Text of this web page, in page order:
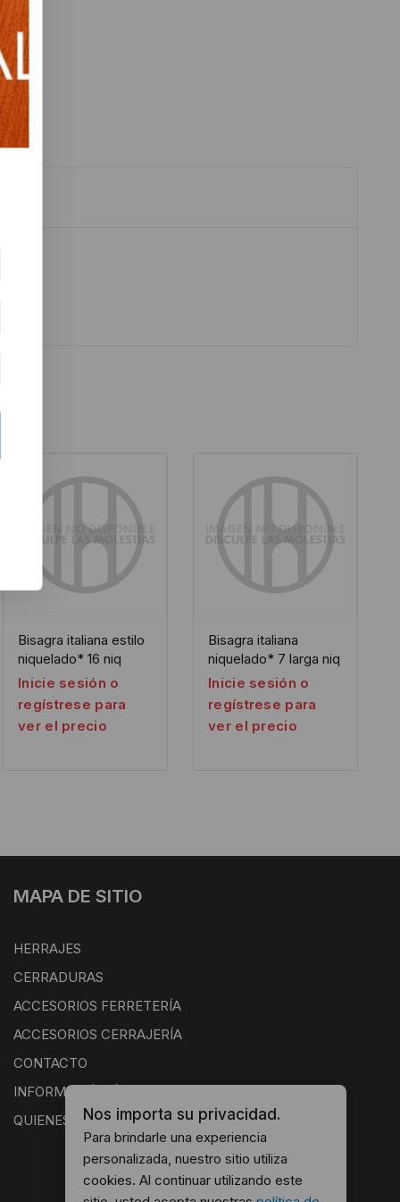
Bisagra italiana estilo
niquelado* 16 niq
Inicie sesión o
regístrese para
ver el precio
Bisagra italiana
niquelado* 7 larga niq
Inicie sesión o
regístrese para
ver el precio
MAPA DE SITIO
HERRAJES
CERRADURAS
ACCESORIOS FERRETERÍA
ACCESORIOS CERRAJERÍA
CONTACTO
INFORMACIÓN ÚTIL
QUIENES SOMOSNos importa su privacidad.
Para brindarle una experiencia
personalizada, nuestro sitio utiliza
cookies. Al continuar utilizando este